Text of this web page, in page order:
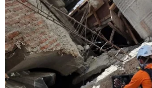
Ấn Độ với những lợi ích kinh tế và
tại khu vực đã bày tỏ sự quan ngại sâu
diễn biến mới nhất tại Biển Đông.